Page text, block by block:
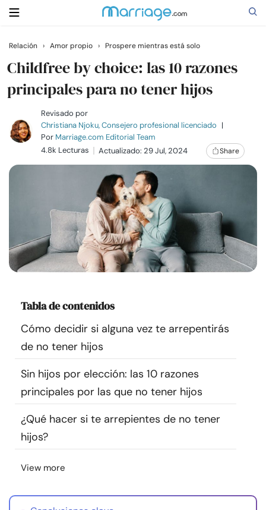
Buscar
Casarse
Relaciones
Familia
Cursos
Comunidad
Encuentra un terapeuta
Idioma
nosotros
© Copyright 2026. Todos los derechos reservados.
Relación › Amor propio › Prospere mientras está solo
Childfree by choice: las 10 razones
principales para no tener hijos
Revisado por
Christiana Njoku, Consejero profesional licenciado |
Por Marriage.com Editorial Team
4.8k Lecturas
Actualizado: 29 Jul, 2024 Share
Tabla de contenidos
Cómo decidir si alguna vez te arrepentirás
de no tener hijos
Sin hijos por elección: las 10 razones
principales por las que no tener hijos
¿Qué hacer si te arrepientes de no tener
hijos?
View more